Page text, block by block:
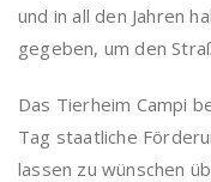
und in all den Jahren
gegeben, um den
Das Tierheim Campi
Tag staatliche
lassen zu wünschen